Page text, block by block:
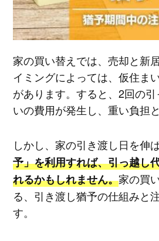
家の買い替えでは、売却と新
イミングによっては、仮住ま
があります。すると、2回の
いの費用が発生し、重い負担
しかし、家の引き渡し日を伸
予」を利用すれば、引っ越し
れるかもしれません。家の買
る、引き渡し猶予の仕組みと
す。